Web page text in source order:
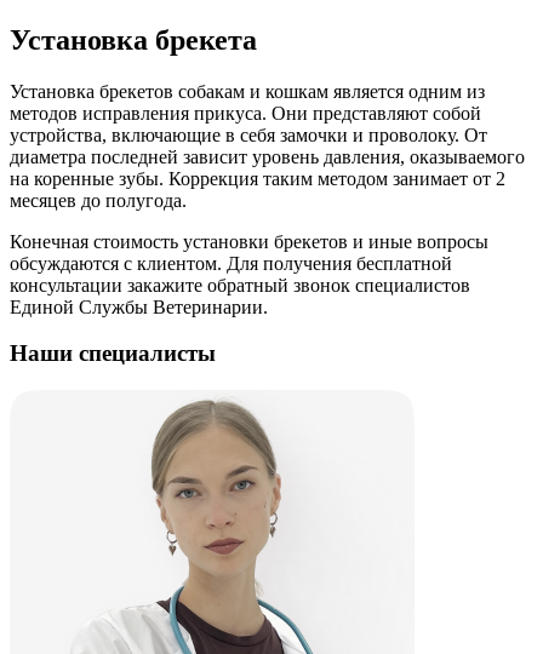
Установка брекета
Установка брекетов собакам и кошкам является одним из
методов исправления прикуса. Они представляют собой
устройства, включающие в себя замочки и проволоку. От
диаметра последней зависит уровень давления, оказываемого
на коренные зубы. Коррекция таким методом занимает от 2
месяцев до полугода.
Конечная стоимость установки брекетов и иные вопросы
обсуждаются с клиентом. Для получения бесплатной
консультации закажите обратный звонок специалистов
Единой Службы Ветеринарии.
Наши специалисты